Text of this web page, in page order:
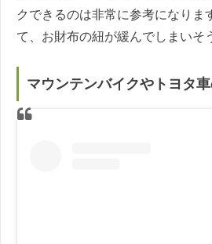
クできるのは非常に参考になりま
て、お財布の紐が緩んでしまいそ
マウンテンバイクやトヨタ